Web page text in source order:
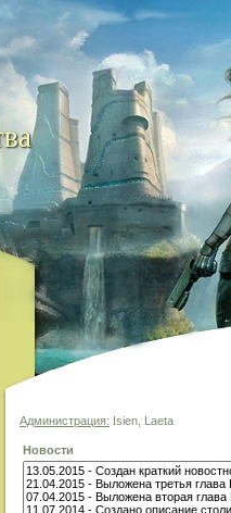
Администрация: Isien, Laeta
Новости